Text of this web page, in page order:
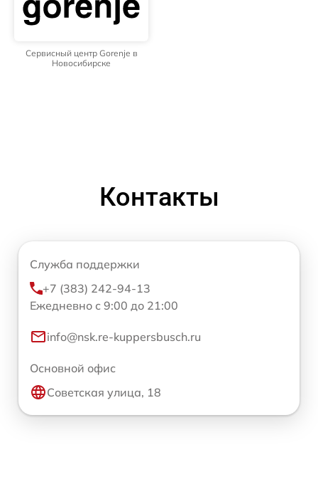
Сервисный центр Gorenje в
Новосибирске
Контакты
Служба поддержки
+7 (383) 242-94-13
Ежедневно с 9:00 до 21:00
info@nsk.re-kuppersbusch.ru
Основной офис
Советская улица, 18